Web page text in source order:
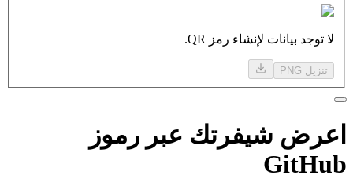
لا توجد بيانات لإنشاء رمز QR.
تنزيل PNG
اعرض شيفرتك عبر رموز
GitHub